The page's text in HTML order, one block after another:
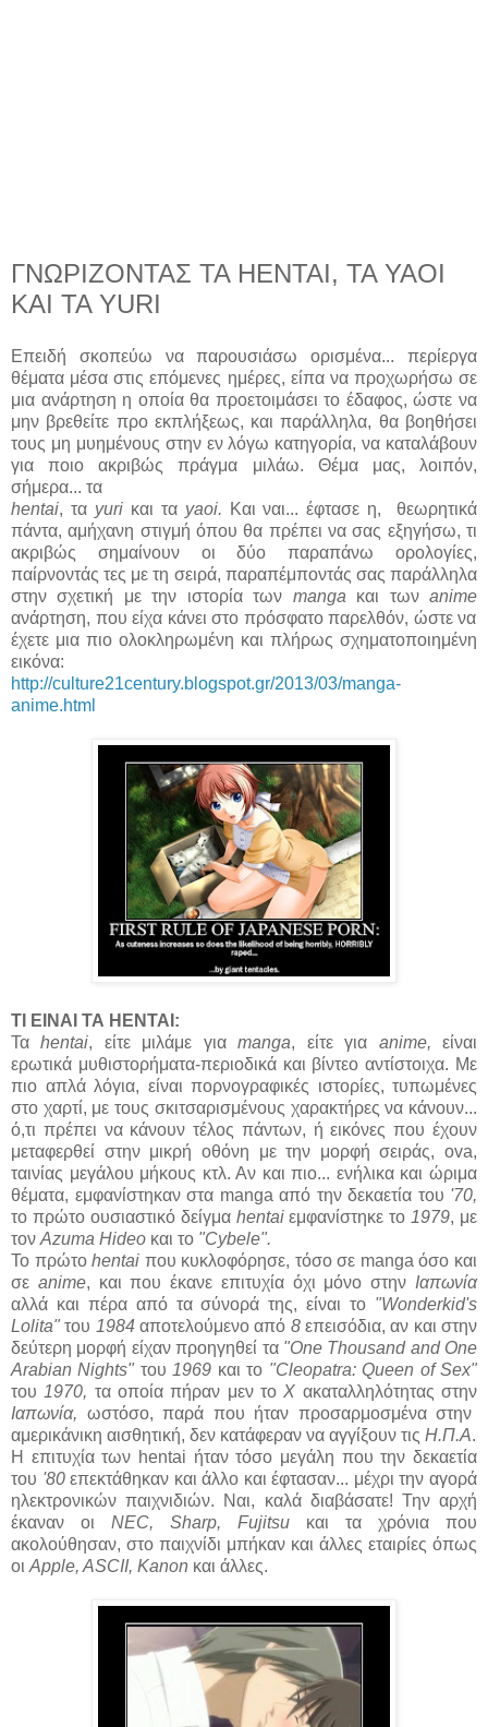
ΓΝΩΡΙΖΟΝΤΑΣ ΤΑ HENTAI, ΤΑ YAOI
ΚΑΙ ΤΑ YURI
Επειδή σκοπεύω να παρουσιάσω ορισμένα... περίεργα
θέματα μέσα στις επόμενες ημέρες, είπα να προχωρήσω σε
μια ανάρτηση η οποία θα προετοιμάσει το έδαφος, ώστε να
μην βρεθείτε προ εκπλήξεως, και παράλληλα, θα βοηθήσει
τους μη μυημένους στην εν λόγω κατηγορία, να καταλάβουν
για ποιο ακριβώς πράγμα μιλάω. Θέμα μας, λοιπόν,
σήμερα... τα
hentai, τα yuri και τα yaoi. Και ναι... έφτασε η, θεωρητικά
πάντα, αμήχανη στιγμή όπου θα πρέπει να σας εξηγήσω, τι
ακριβώς σημαίνουν οι δύο παραπάνω ορολογίες,
παίρνοντάς τες με τη σειρά, παραπέμποντάς σας παράλληλα
στην σχετική με την ιστορία των manga και τωνanime
ανάρτηση, που είχα κάνει στο πρόσφατο παρελθόν, ώστε να
έχετε μια πιο ολοκληρωμένη και πλήρως σχηματοποιημένη
εικόνα:
http://culture21century.blogspot.gr/2013/03/manga-
anime.html
ΤΙ ΕΙΝΑΙ ΤΑ HENTAI:
Ταhentai, είτε μιλάμε γιαmanga, είτε για anime, είναι
ερωτικά μυθιστορήματα-περιοδικά και βίντεο αντίστοιχα. Με
πιο απλά λόγια, είναι πορνογραφικές ιστορίες, τυπωμένες
στο χαρτί, με τους σκιτσαρισμένους χαρακτήρες να κάνουν...
ό,τι πρέπει να κάνουν τέλος πάντων, ή εικόνες που έχουν
μεταφερθεί στην μικρή οθόνη με την μορφή σειράς, ova,
ταινίας μεγάλου μήκους κτλ. Αν και πιο... ενήλικα και ώριμα
θέματα, εμφανίστηκαν στα manga από την δεκαετία του '70,
το πρώτο ουσιαστικό δείγμα hentaiεμφανίστηκε το 1979, με
τον Azuma Hideo και το "Cybele".
Το πρώτοhentai που κυκλοφόρησε, τόσο σε manga όσο και
σε anime, και που έκανε επιτυχία όχι μόνο στην Ιαπωνία
αλλά και πέρα από τα σύνορά της, είναι το "Wonderkid's
Lolita"του 1984αποτελούμενο από 8επεισόδια, αν και στην
δεύτερη μορφή είχαν προηγηθεί τα "One Thousand and One
Arabian Nights" του 1969 και το "Cleopatra: Queen of Sex"
του 1970, τα οποία πήραν μεν το Χ ακαταλληλότητας στην
Ιαπωνία, ωστόσο, παρά που ήταν προσαρμοσμένα στην
αμερικάνικη αισθητική, δεν κατάφεραν να αγγίξουν τις Η.Π.Α.
Η επιτυχία των hentai ήταν τόσο μεγάλη που την δεκαετία
του '80επεκτάθηκαν και άλλο και έφτασαν... μέχρι την αγορά
ηλεκτρονικών παιχνιδιών. Ναι, καλά διαβάσατε! Την αρχή
έκαναν οι NEC, Sharp, Fujitsu και τα χρόνια που
ακολούθησαν, στο παιχνίδι μπήκαν και άλλες εταιρίες όπως
οι Apple, ASCII, Kanon και άλλες.